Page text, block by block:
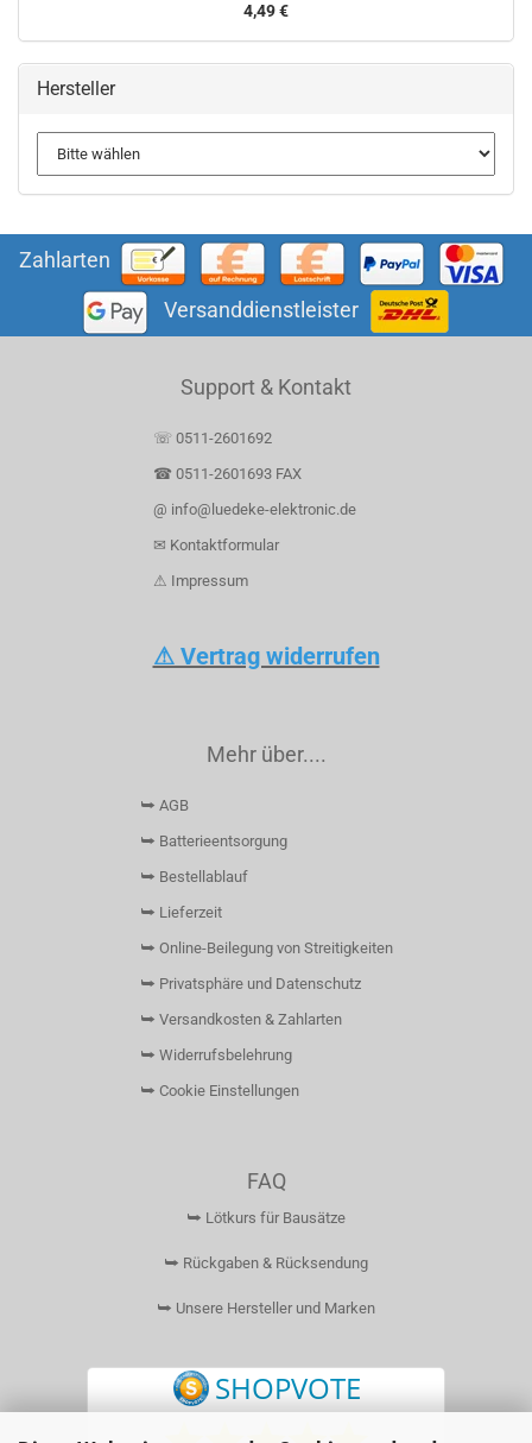
4,49 €
Hersteller
Zahlarten
Versanddienstleister
Support & Kontakt
☏ 0511-2601692
☎ 0511-2601693 FAX
@ info@luedeke-elektronic.de
✉ Kontaktformular
⚠ Impressum
⚠ Vertrag widerrufen
Mehr über....
⮩ AGB
⮩ Batterieentsorgung
⮩ Bestellablauf
⮩ Lieferzeit
⮩ Online-Beilegung von Streitigkeiten
⮩ Privatsphäre und Datenschutz
⮩ Versandkosten & Zahlarten
⮩ Widerrufsbelehrung
⮩ Cookie Einstellungen
FAQ
⮩ Lötkurs für Bausätze
⮩ Rückgaben & Rücksendung
⮩ Unsere Hersteller und Marken